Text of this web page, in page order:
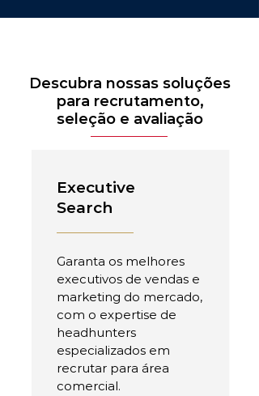
Descubra nossas soluções
para recrutamento,
seleção e avaliação
Executive
Search
Garanta os melhores
executivos de vendas e
marketing do mercado,
com o expertise de
headhunters
especializados em
recrutar para área
comercial.